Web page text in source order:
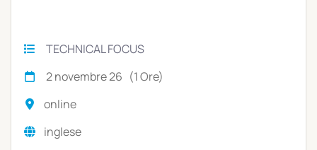
TECHNICAL FOCUS
2 novembre 26 (1 Ore)
online
inglese